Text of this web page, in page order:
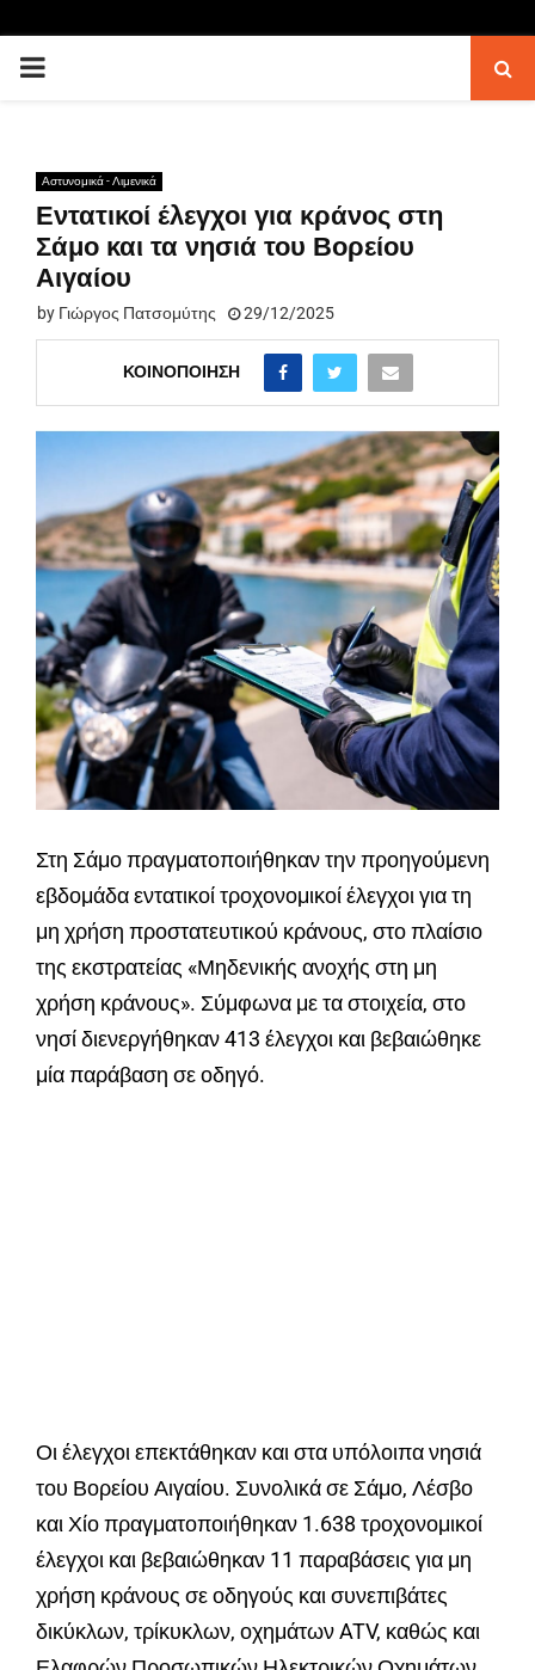
PRIMARY
Αστυνομικά - Λιμενικά
Εντατικοί έλεγχοι για κράνος στη
Σάμο και τα νησιά του Βορείου
Αιγαίου
by Γιώργος Πατσομύτης 29/12/2025
ΚΟΙΝΟΠΟΊΗΣΗ
Στη Σάμο πραγματοποιήθηκαν την προηγούμενη
εβδομάδα εντατικοί τροχονομικοί έλεγχοι για τη
μη χρήση προστατευτικού κράνους, στο πλαίσιο
της εκστρατείας «Μηδενικής ανοχής στη μη
χρήση κράνους». Σύμφωνα με τα στοιχεία, στο
νησί διενεργήθηκαν 413 έλεγχοι και βεβαιώθηκε
μία παράβαση σε οδηγό.
Οι έλεγχοι επεκτάθηκαν και στα υπόλοιπα νησιά
του Βορείου Αιγαίου. Συνολικά σε Σάμο, Λέσβο
και Χίο πραγματοποιήθηκαν 1.638 τροχονομικοί
έλεγχοι και βεβαιώθηκαν 11 παραβάσεις για μη
χρήση κράνους σε οδηγούς και συνεπιβάτες
δικύκλων, τρίκυκλων, οχημάτων ATV, καθώς και